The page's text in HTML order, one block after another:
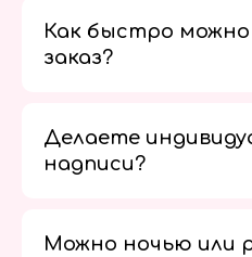
Как быстро
заказ?
Делаете
надписи?
Можно ночью или